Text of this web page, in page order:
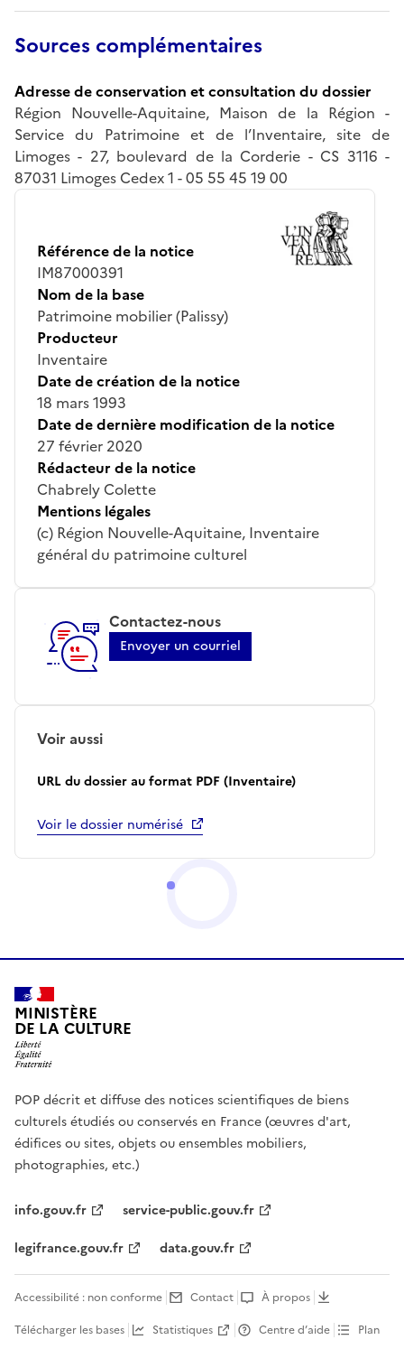
Sources complémentaires
Adresse de conservation et consultation du dossier
Région Nouvelle-Aquitaine, Maison de la Région -
Service du Patrimoine et de l’Inventaire, site de
Limoges - 27, boulevard de la Corderie - CS 3116 -
87031 Limoges Cedex 1 - 05 55 45 19 00
Référence de la notice
IM87000391
Nom de la base
Patrimoine mobilier (Palissy)
Producteur
Inventaire
Date de création de la notice
18 mars 1993
Date de dernière modification de la notice
27 février 2020
Rédacteur de la notice
Chabrely Colette
Mentions légales
(c) Région Nouvelle-Aquitaine, Inventaire
général du patrimoine culturel
Contactez-nous
Envoyer un courriel
Voir aussi
URL du dossier au format PDF (Inventaire)
Voir le dossier numérisé
MINISTÈRE
DE LA CULTURE
POP décrit et diffuse des notices scientifiques de biens
culturels étudiés ou conservés en France (œuvres d'art,
édifices ou sites, objets ou ensembles mobiliers,
photographies, etc.)
info.gouv.fr
service-public.gouv.fr
legifrance.gouv.fr
data.gouv.fr
Accessibilité : non conforme Contact
À propos
Télécharger les bases
Statistiques Centre d’aide Plan